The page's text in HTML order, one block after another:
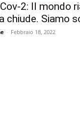
2: Il mondo
chiude. Siamo
- Febbraio 18, 2022